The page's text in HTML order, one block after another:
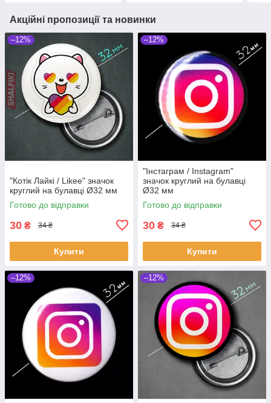
Акційні пропозиції та новинки
–12%
"Котік Лайкі / Likee" значок
круглий на булавці Ø32 мм
Готово до відправки
30 ₴ 34 ₴
Купити
–12%
"Інстаграм / Instagram"
значок круглий на булавці
Ø32 мм
Готово до відправки
30 ₴ 34 ₴
Купити
–12% –12%